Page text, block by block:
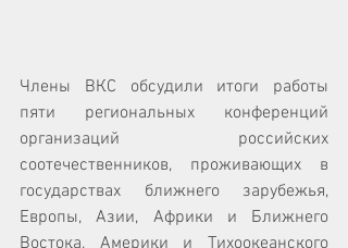
Члены ВКС обсудили итоги работы
пяти региональных конференций
организаций российских
соотечественников, проживающих в
государствах ближнего зарубежья,
Европы, Азии, Африки и Ближнего